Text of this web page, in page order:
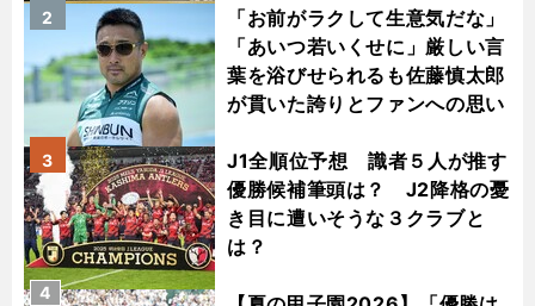
「お前がラクして生意気だな」
「あいつ若いくせに」厳しい言
葉を浴びせられるも佐藤慎太郎
が貫いた誇りとファンへの思い
2
J1全順位予想 識者５人が推す
優勝候補筆頭は？ J2降格の憂
き目に遭いそうな３クラブと
は？
3
4